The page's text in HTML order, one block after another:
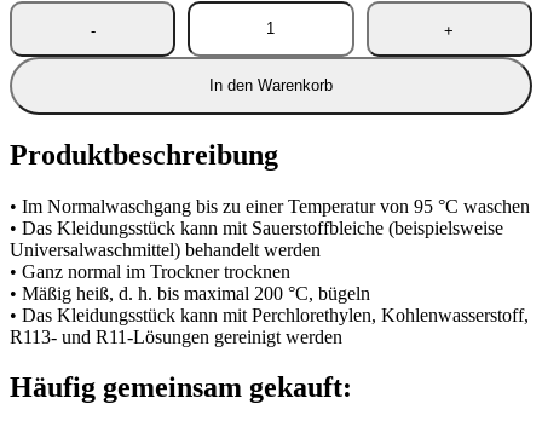
In den Warenkorb
Produktbeschreibung
• Im Normalwaschgang bis zu einer Temperatur von 95 °C waschen
• Das Kleidungsstück kann mit Sauerstoffbleiche (beispielsweise
Universalwaschmittel) behandelt werden
• Ganz normal im Trockner trocknen
• Mäßig heiß, d. h. bis maximal 200 °C, bügeln
• Das Kleidungsstück kann mit Perchlorethylen, Kohlenwasserstoff,
R113- und R11-Lösungen gereinigt werden
Häufig gemeinsam gekauft: